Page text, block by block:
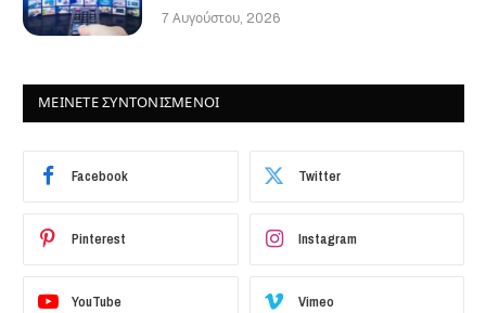
7 Αυγούστου, 2026
ΜΕΙΝΕΤΕ ΣΥΝΤΟΝΙΣΜΕΝΟΙ
Facebook Twitter
Pinterest Instagram
YouTube Vimeo